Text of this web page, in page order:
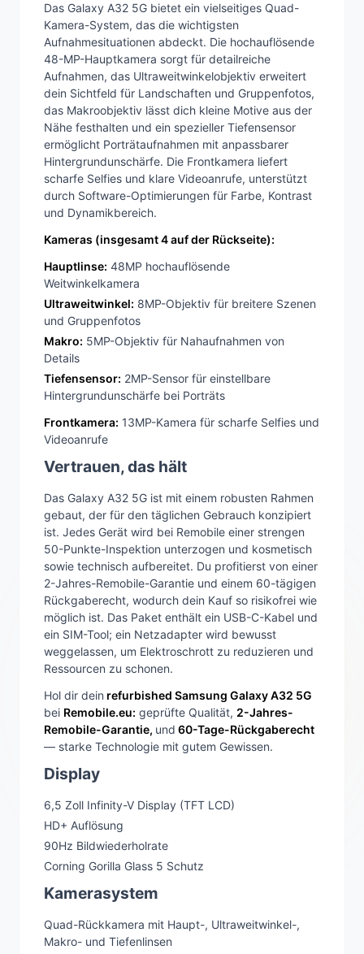
Das Galaxy A32 5G bietet ein vielseitiges Quad-
Kamera-System, das die wichtigsten
Aufnahmesituationen abdeckt. Die hochauflösende
48-MP-Hauptkamera sorgt für detailreiche
Aufnahmen, das Ultraweitwinkelobjektiv erweitert
dein Sichtfeld für Landschaften und Gruppenfotos,
das Makroobjektiv lässt dich kleine Motive aus der
Nähe festhalten und ein spezieller Tiefensensor
ermöglicht Porträtaufnahmen mit anpassbarer
Hintergrundunschärfe. Die Frontkamera liefert
scharfe Selfies und klare Videoanrufe, unterstützt
durch Software-Optimierungen für Farbe, Kontrast
und Dynamikbereich.
Kameras (insgesamt 4 auf der Rückseite):
Hauptlinse: 48MP hochauflösende
Weitwinkelkamera
Ultraweitwinkel: 8MP-Objektiv für breitere Szenen
und Gruppenfotos
Makro: 5MP-Objektiv für Nahaufnahmen von
Details
Tiefensensor: 2MP-Sensor für einstellbare
Hintergrundunschärfe bei Porträts
Frontkamera: 13MP-Kamera für scharfe Selfies und
Videoanrufe
Vertrauen, das hält
Das Galaxy A32 5G ist mit einem robusten Rahmen
gebaut, der für den täglichen Gebrauch konzipiert
ist. Jedes Gerät wird bei Remobile einer strengen
50-Punkte-Inspektion unterzogen und kosmetisch
sowie technisch aufbereitet. Du profitierst von einer
2-Jahres-Remobile-Garantie und einem 60-tägigen
Rückgaberecht, wodurch dein Kauf so risikofrei wie
möglich ist. Das Paket enthält ein USB-C-Kabel und
ein SIM-Tool; ein Netzadapter wird bewusst
weggelassen, um Elektroschrott zu reduzieren und
Ressourcen zu schonen.
Hol dir dein refurbished Samsung Galaxy A32 5G
bei Remobile.eu: geprüfte Qualität, 2-Jahres-
Remobile-Garantie, und 60-Tage-Rückgaberecht
— starke Technologie mit gutem Gewissen.
Display
6,5 Zoll Infinity-V Display (TFT LCD)
HD+ Auflösung
90Hz Bildwiederholrate
Corning Gorilla Glass 5 Schutz
Kamerasystem
Quad-Rückkamera mit Haupt-, Ultraweitwinkel-,
Makro- und Tiefenlinsen